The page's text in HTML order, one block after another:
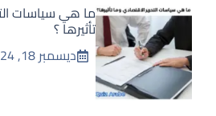
ما هي سياسات
تأثيرها ؟
ديسمبر 18, 2024